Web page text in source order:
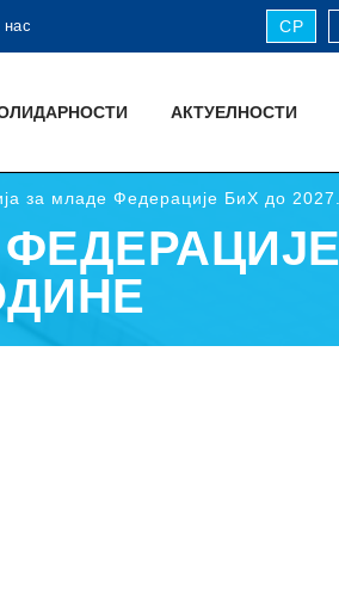
нас СР
АКТУЕЛНОСТИ
за младе Федерације БиХ до